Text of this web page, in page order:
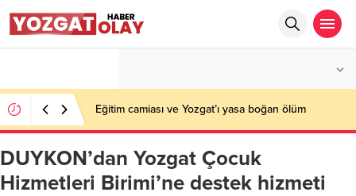
Eğitim camiası ve Yozgat’ı yasa boğan ölüm
DUYKON’dan Yozgat Çocuk
Hizmetleri Birimi’ne destek hizmeti